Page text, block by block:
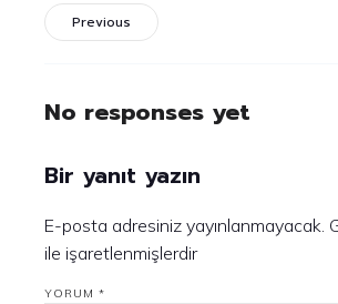
Previous
No responses yet
Bir yanıt yazın
E-posta adresiniz yayınlanmayacak.
ile işaretlenmişlerdir
YORUM *